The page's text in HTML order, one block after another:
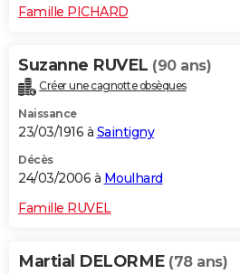
Famille PICHARD
Suzanne RUVEL (90 ans)
Créer une cagnotte obsèques
Naissance
23/03/1916 à Saintigny
Décès
24/03/2006 à Moulhard
Famille RUVEL
Martial DELORME (78 ans)